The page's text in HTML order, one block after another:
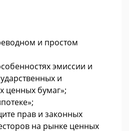
и простом
эмиссии и
и
ценных бумаг»;
прав и законных
на рынке ценных